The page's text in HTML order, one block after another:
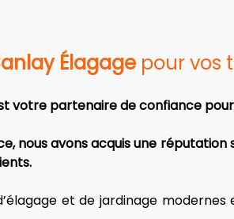
Élagage pour vos
votre partenaire de confiance
nous avons acquis une
et de jardinage